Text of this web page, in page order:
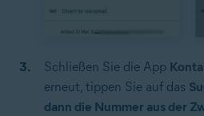
Schließen Sie die App
erneut, tippen Sie auf das
dann die Nummer aus der